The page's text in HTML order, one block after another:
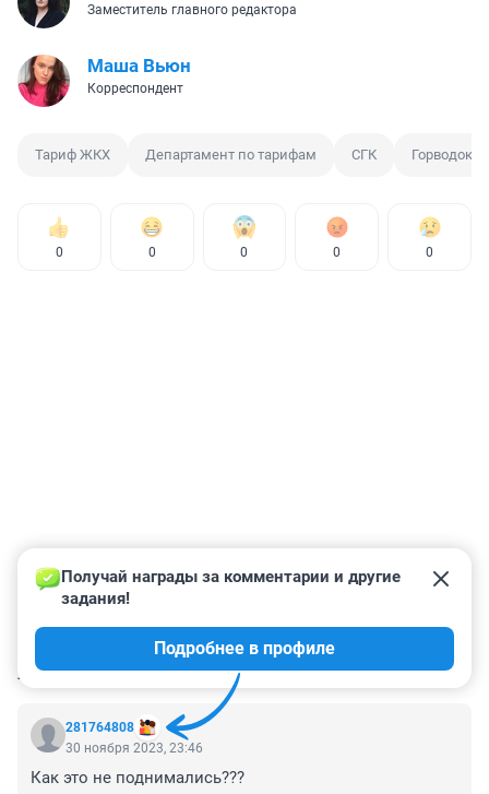
Заместитель главного редактора
Маша Вьюн
Корреспондент
Тариф ЖКХ Департамент по тарифам СГК
0 0 0 0 0
КОММЕНТАРИИ 312
281764808
Получай награды за комментарии и другие
задания!
Подробнее в профиле
30 ноября 2023, 23:46
Как это не поднимались???